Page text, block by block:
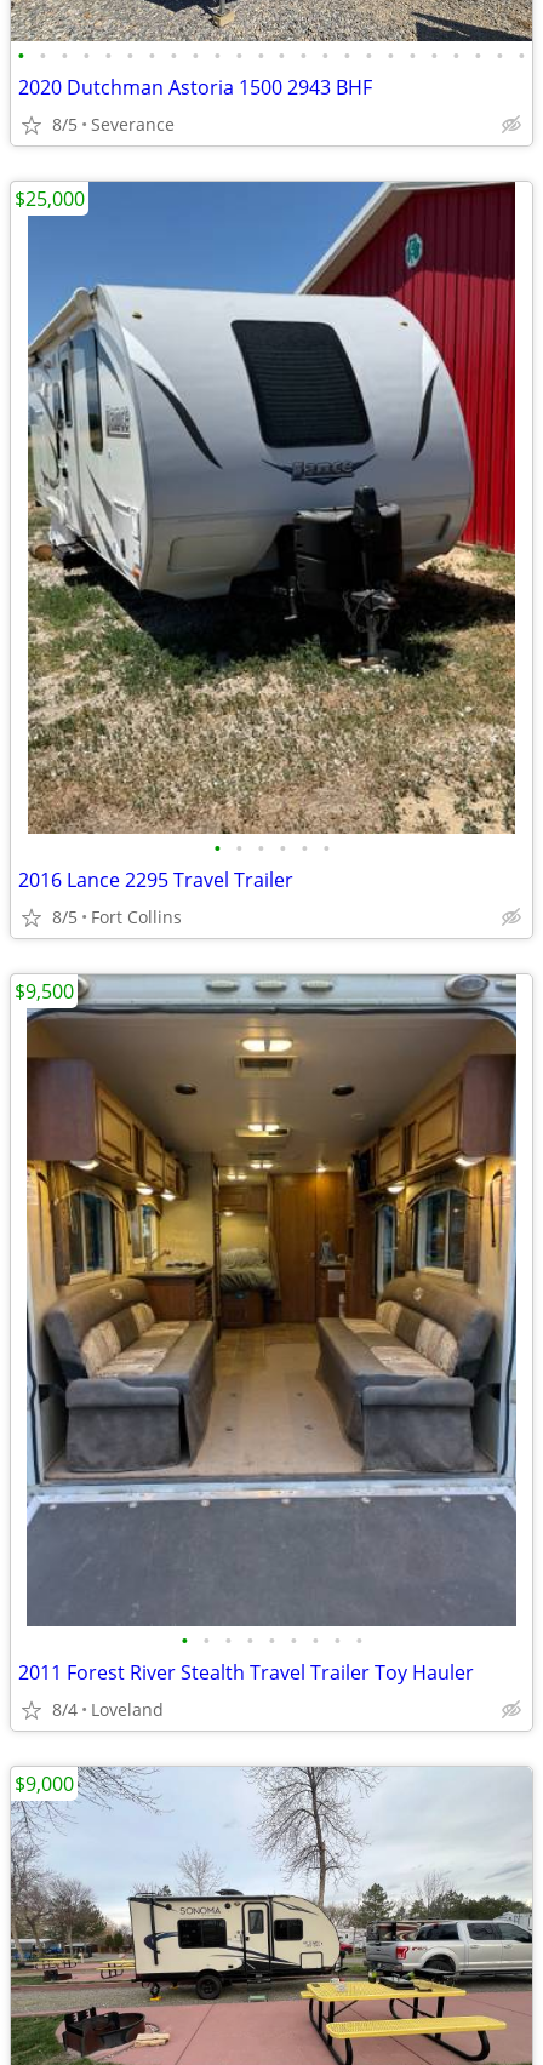
• • • • • • • • • • • • • • • • • • • • • • • •
2020 Dutchman Astoria 1500 2943 BHF
8/5 Severance
• • • • • •
2016 Lance 2295 Travel Trailer
8/5 Fort Collins
$25,000
• • • • • • • • •
2011 Forest River Stealth Travel Trailer Toy Hauler
8/4 Loveland
$9,500
$9,000